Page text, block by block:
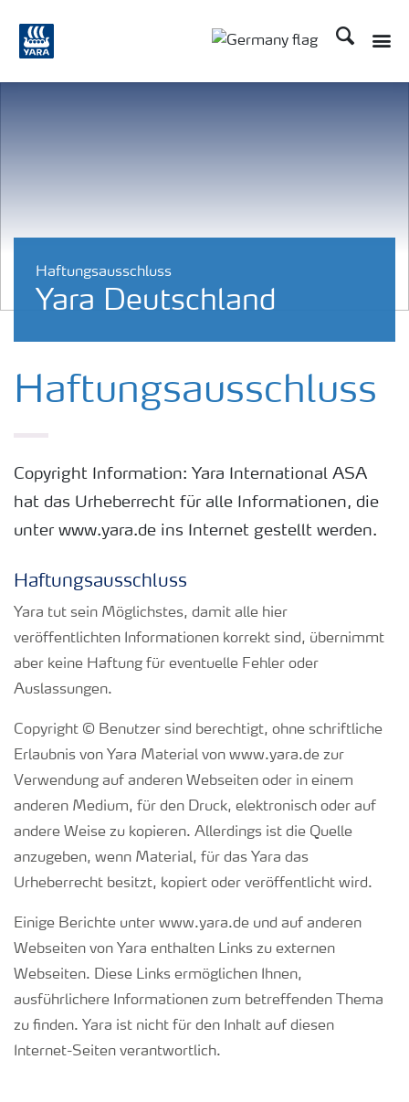
Suchen
Haftungsausschluss
Yara Deutschland
Haftungsausschluss
Copyright Information: Yara International ASA
hat das Urheberrecht für alle Informationen, die
unter www.yara.de ins Internet gestellt werden.
Haftungsausschluss
Yara tut sein Möglichstes, damit alle hier
veröffentlichten Informationen korrekt sind, übernimmt
aber keine Haftung für eventuelle Fehler oder
Auslassungen.
Copyright © Benutzer sind berechtigt, ohne schriftliche
Erlaubnis von Yara Material von www.yara.de zur
Verwendung auf anderen Webseiten oder in einem
anderen Medium, für den Druck, elektronisch oder auf
andere Weise zu kopieren. Allerdings ist die Quelle
anzugeben, wenn Material, für das Yara das
Urheberrecht besitzt, kopiert oder veröffentlicht wird.
Einige Berichte unter www.yara.de und auf anderen
Webseiten von Yara enthalten Links zu externen
Webseiten. Diese Links ermöglichen Ihnen,
ausführlichere Informationen zum betreffenden Thema
zu finden. Yara ist nicht für den Inhalt auf diesen
Internet-Seiten verantwortlich.